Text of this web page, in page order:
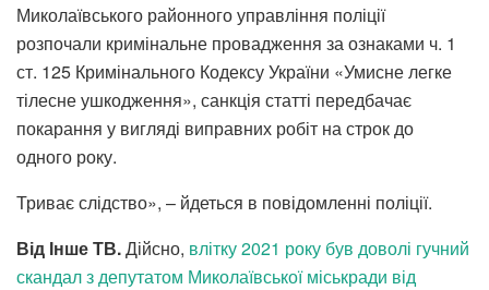
Миколаївського районного управління поліції
розпочали кримінальне провадження за ознаками ч. 1
ст. 125 Кримінального Кодексу України «Умисне легке
тілесне ушкодження», санкція статті передбачає
покарання у вигляді виправних робіт на строк до
одного року.
Триває слідство», – йдеться в повідомленні поліції.
Від Інше ТВ.Дійсно, влітку 2021 року був доволі гучний
скандал з депутатом Миколаївської міськради від